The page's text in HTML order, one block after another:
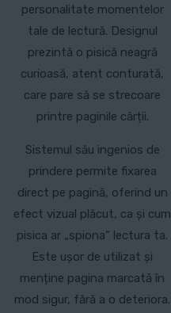
personalitate momentelor
tale de lectură. Designul
prezintă o pisică neagră
curioasă, atent conturată,
care pare să se strecoare
printre paginile cărții.
Sistemul său ingenios de
prindere permite fixarea
direct pe pagină, oferind un
efect vizual plăcut, ca și cum
pisica ar „spiona” lectura ta.
Este ușor de utilizat și
menține pagina marcată în
mod sigur, fără a o deteriora.